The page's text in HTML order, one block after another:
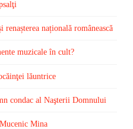
națională românească
muzicale în cult?
lăuntrice
condac al Naşterii Domnului
Mina